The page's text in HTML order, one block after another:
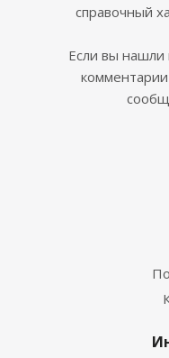
справочный
Если вы нашли